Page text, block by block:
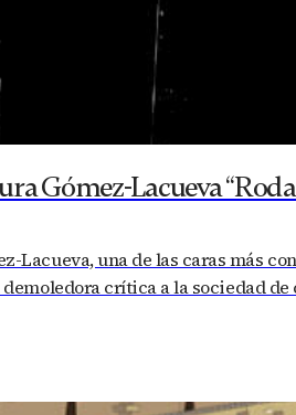
Gómez-Lacueva
Lacueva, una de las caras más
crítica a la sociedad